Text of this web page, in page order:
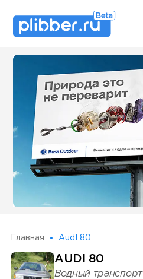
Some SEO Title
Главная AudI 80
AUDI 80
Водный транспорт